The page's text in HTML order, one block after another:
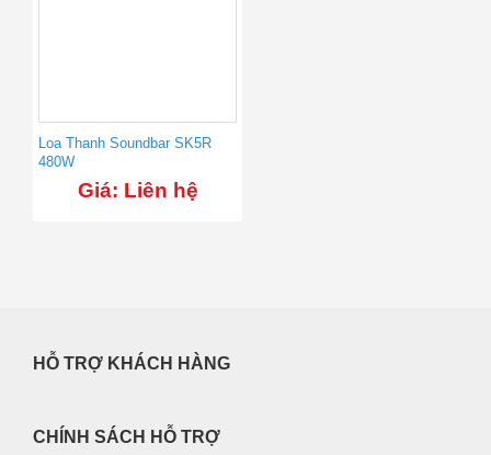
Loa Thanh Soundbar SK5R
480W
Giá: Liên hệ
HỖ TRỢ KHÁCH HÀNG
CHÍNH SÁCH HỖ TRỢ